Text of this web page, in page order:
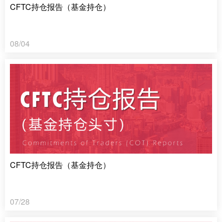
CFTC持仓报告（基金持仓）
08/04
CFTC持仓报告（基金持仓）
07/28